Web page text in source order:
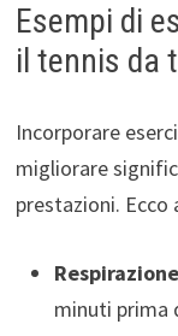
Esempi di
il tennis da
Incorporare
migliorare
prestazioni. Ecco
minuti prima